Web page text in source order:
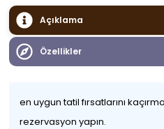
Açıklama
Özellikler
en uygun tatil fırsatlarını
rezervasyon yapın.